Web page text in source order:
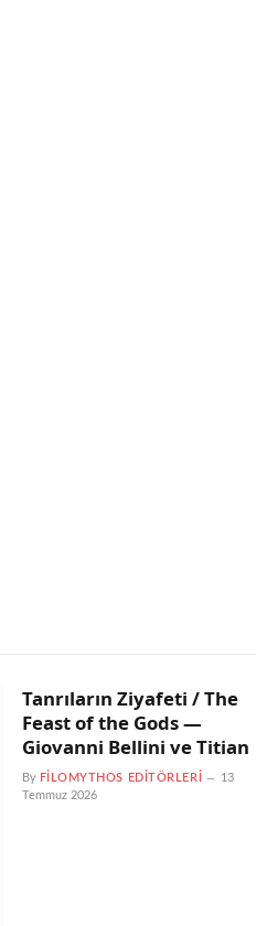
Tanrıların Ziyafeti / The
Feast of the Gods —
Giovanni Bellini ve Titian
By FILOMYTHOS EDITÖRLERI
13
Temmuz 2026